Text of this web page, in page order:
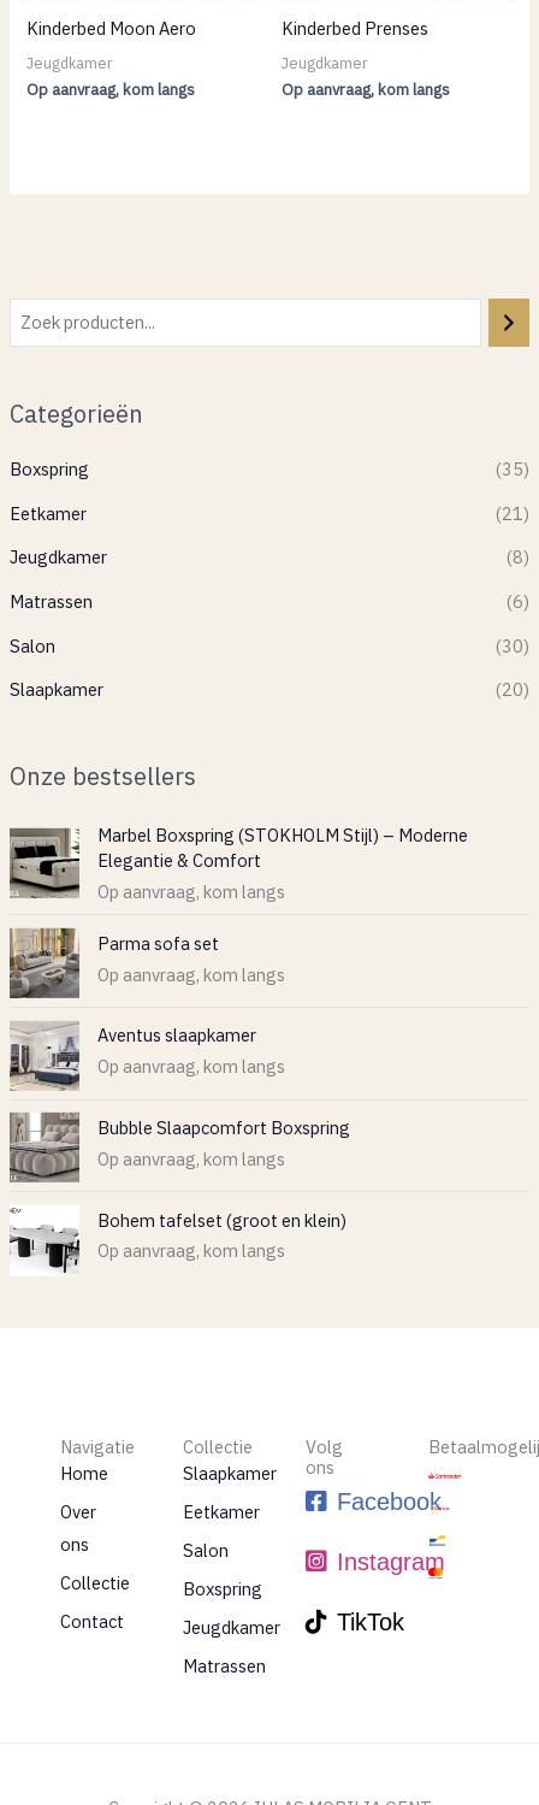
Categorieën
Boxspring
(35)
Eetkamer
(21)
Jeugdkamer
(8)
Matrassen
(6)
Salon
(30)
Slaapkamer
(20)
Onze bestsellers
Marbel Boxspring (STOKHOLM Stijl) – Moderne
Elegantie & Comfort
Op aanvraag, kom langs
Parma sofa set
Op aanvraag, kom langs
Aventus slaapkamer
Op aanvraag, kom langs
Bubble Slaapcomfort Boxspring
Op aanvraag, kom langs
Bohem tafelset (groot en klein)
Op aanvraag, kom langs
Kinderbed Moon Aero
Jeugdkamer
Op aanvraag, kom langs
Kinderbed Prenses
Jeugdkamer
Op aanvraag, kom langs
Navigatie
Home
Over
ons
Collectie
Contact
Collectie
Slaapkamer
Eetkamer
Salon
Boxspring
Jeugdkamer
Matrassen
Volg
ons
Facebook
Instagram
TikTok